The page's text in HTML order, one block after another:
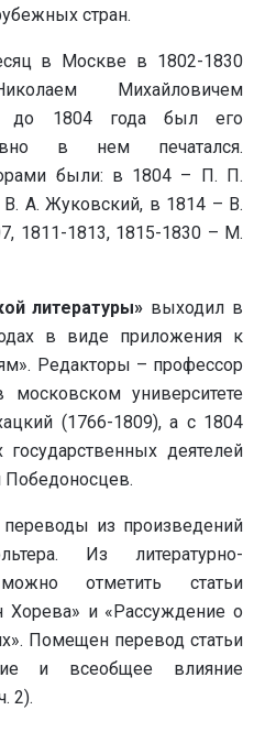
стран.
в Москве в 1802-1830
Михайловичем
до 1804 года был его
в нем печатался.
были: в 1804 – П. П.
А. Жуковский, в 1814 – В.
1811-1813, 1815-1830 – М.
литературы» выходил в
в виде приложения к
Редакторы – профессор
университете
(1766-1809), а с 1804
деятелей
Победоносцев.
из произведений
Из литературно-
отметить статьи
Хорева» и «Рассуждение о
Помещен перевод статьи
и всеобщее влияние
2).